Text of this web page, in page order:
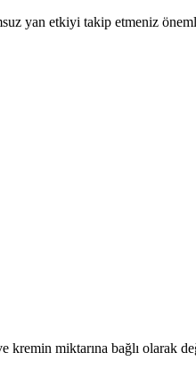
yan etkiyi takip etmeniz
miktarına bağlı olarak